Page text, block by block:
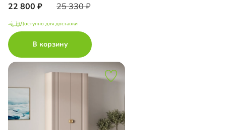
22 800 25 330
Доступно для доставки
В корзину